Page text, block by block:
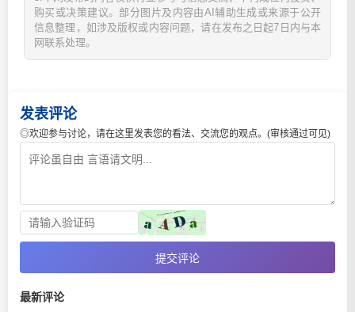
购买或决策建议。部分图片及内容由AI辅助生成或来源于公开
信息整理，如涉及版权或内容问题，请在发布之日起7日内与本
网联系处理。
发表评论
◎欢迎参与讨论，请在这里发表您的看法、交流您的观点。(审核通过可见)
提交评论
最新评论